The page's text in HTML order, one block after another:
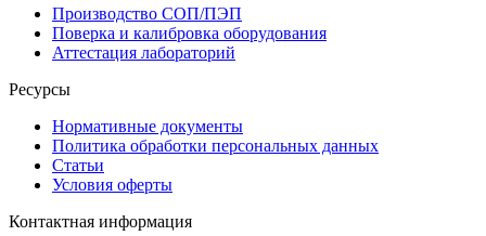
Производство СОП/ПЭП
Поверка и калибровка оборудования
Аттестация лабораторий
Ресурсы
Нормативные документы
Политика обработки персональных данных
Статьи
Условия оферты
Контактная информация